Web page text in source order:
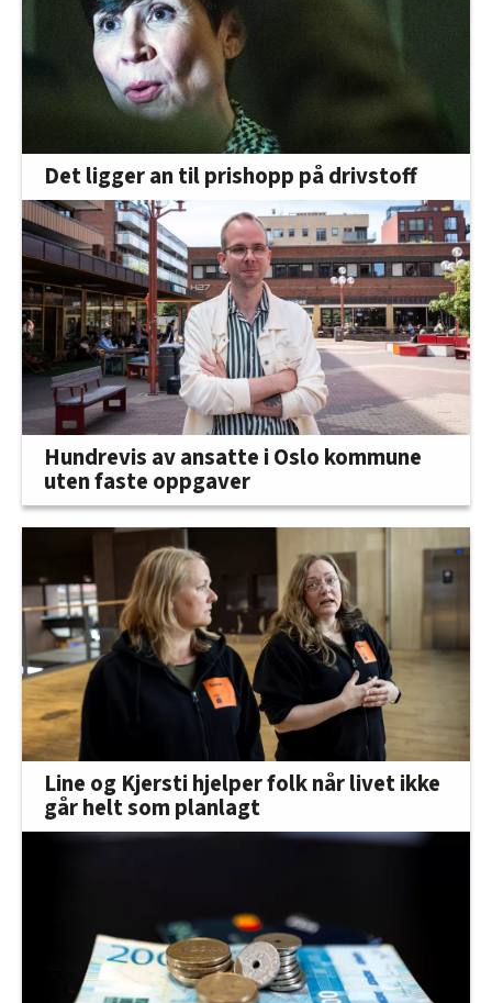
Det ligger an til prishopp på drivstoff
Hundrevis av ansatte i Oslo kommune
uten faste oppgaver
Line og Kjersti hjelper folk når livet ikke
går helt som planlagt